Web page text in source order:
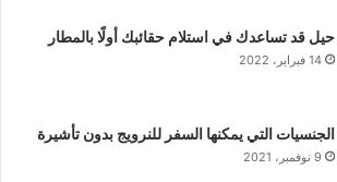
حيل قد تساعدك في استلام حقائبك أولًا بالمطار
14 فبراير، 2022
الجنسيات التي يمكنها السفر للنرويج بدون تأشيرة
9 نوفمبر، 2021